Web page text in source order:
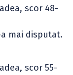
scor 48-
a mai disputat.
scor 55-